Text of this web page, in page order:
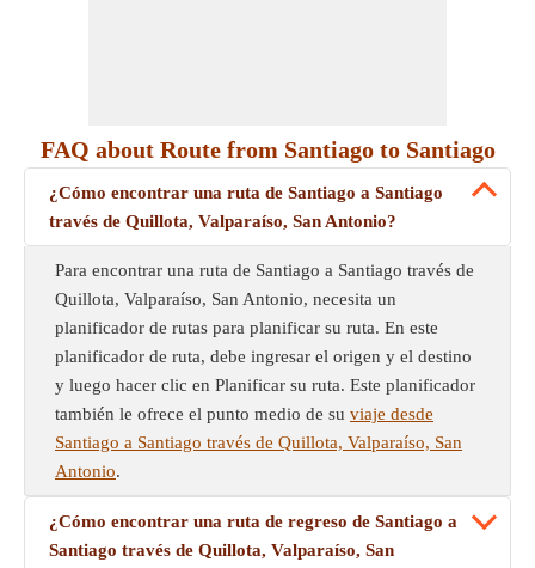
FAQ about Route from Santiago to Santiago
¿Cómo encontrar una ruta de Santiago a Santiago
través de Quillota, Valparaíso, San Antonio?
Para encontrar una ruta de Santiago a Santiago través de
Quillota, Valparaíso, San Antonio, necesita un
planificador de rutas para planificar su ruta. En este
planificador de ruta, debe ingresar el origen y el destino
y luego hacer clic en Planificar su ruta. Este planificador
también le ofrece el punto medio de su viaje desde
Santiago a Santiago través de Quillota, Valparaíso, San
Antonio.
¿Cómo encontrar una ruta de regreso de Santiago a
Santiago través de Quillota, Valparaíso, San